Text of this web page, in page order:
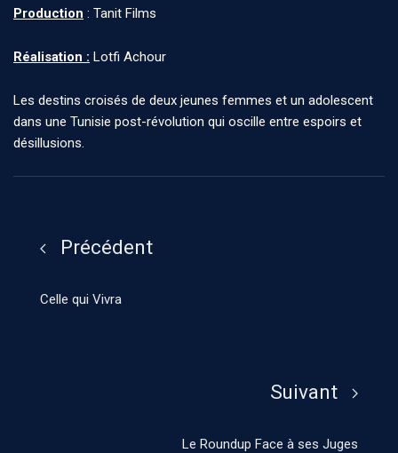
Production : Tanit Films
Réalisation : Lotfi Achour
Les destins croisés de deux jeunes femmes et un adolescent
dans une Tunisie post-révolution qui oscille entre espoirs et
désillusions.
Précédent
Celle qui Vivra
Suivant
Le Roundup Face à ses Juges